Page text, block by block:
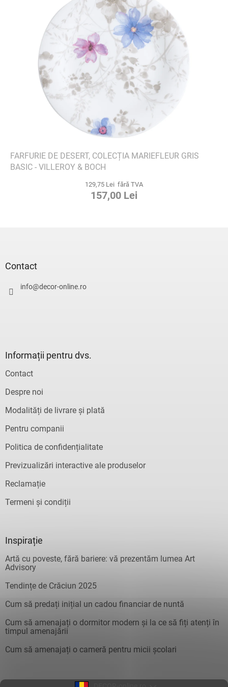
FARFURIE DE DESERT, COLECȚIA MARIEFLEUR GRIS
BASIC - VILLEROY & BOCH
129,75 Lei fără TVA
157,00 Lei
Contact
info@decor-online.ro
Informații pentru dvs.
Contact
Despre noi
Modalități de livrare și plată
Pentru companii
Politica de confidențialitate
Previzualizări interactive ale produselor
Reclamație
Termeni și condiții
Inspirație
Artă cu poveste, fără bariere: vă prezentăm lumea Art
Advisory
Tendințe de Crăciun 2025
Cum să predați inițial un cadou financiar de nuntă
Cum să amenajați o dormitor modern și la ce să fiți atenți în
timpul amenajării
Cum să amenajați o cameră pentru micii școlari